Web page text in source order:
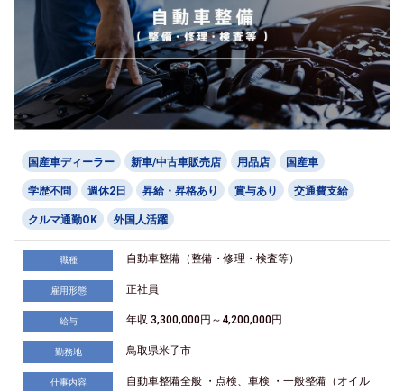
国産車ディーラー 新車/中古車販売店 用品店 国産車
学歴不問 週休2日 昇給・昇格あり 賞与あり 交通費支給
クルマ通勤OK 外国人活躍
職種 自動車整備（整備・修理・検査等）
雇用形態 正社員
給与 年収 3,300,000円～4,200,000円
勤務地 鳥取県米子市
仕事内容 自動車整備全般 ・点検、車検 ・一般整備（オイル